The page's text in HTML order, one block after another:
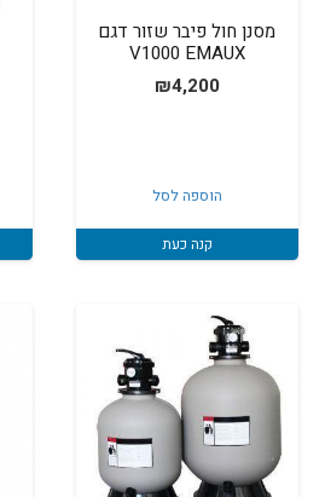
מסנן חול פיבר שזור דגם
V1000 EMAUX
₪4,200
הוספה לסל
קנה כעת